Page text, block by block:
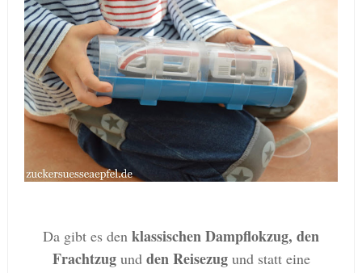
Da gibt es den klassischen Dampflokzug, den
Frachtzugundden Reisezugund statt eine